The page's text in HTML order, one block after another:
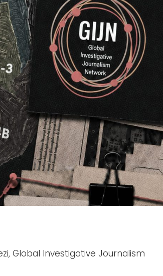
Global Investigative Journalism